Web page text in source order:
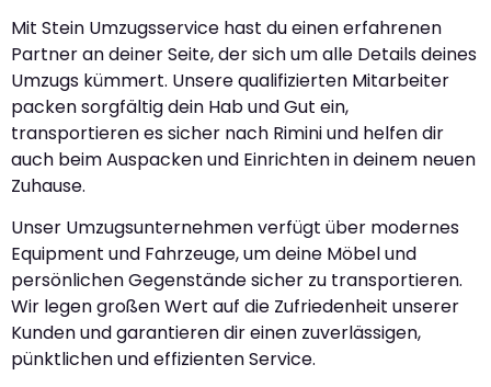
Mit Stein Umzugsservice hast du einen erfahrenen
Partner an deiner Seite, der sich um alle Details deines
Umzugs kümmert. Unsere qualifizierten Mitarbeiter
packen sorgfältig dein Hab und Gut ein,
transportieren es sicher nach Rimini und helfen dir
auch beim Auspacken und Einrichten in deinem neuen
Zuhause.
Unser Umzugsunternehmen verfügt über modernes
Equipment und Fahrzeuge, um deine Möbel und
persönlichen Gegenstände sicher zu transportieren.
Wir legen großen Wert auf die Zufriedenheit unserer
Kunden und garantieren dir einen zuverlässigen,
pünktlichen und effizienten Service.